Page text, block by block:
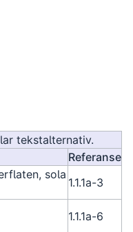
tekstalternativ.
Referanse
sola
1.1.1a-3
1.1.1a-6